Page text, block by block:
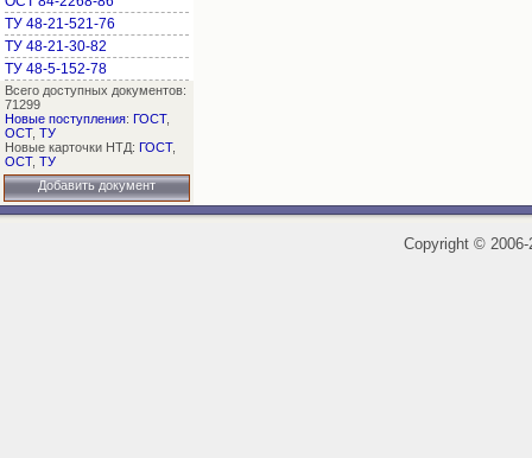
ТУ 48-21-521-76
ТУ 48-21-30-82
ТУ 48-5-152-78
Всего доступных документов:
71299
Новые поступления: ГОСТ,
ОСТ, ТУ
Новые карточки НТД: ГОСТ,
ОСТ, ТУ
Добавить документ
Copyright ©